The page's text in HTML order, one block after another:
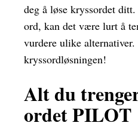
deg å løse kryssordet
ord, kan det være lurt å
vurdere ulike
kryssordløsningen!
Alt du
ordet PILOT